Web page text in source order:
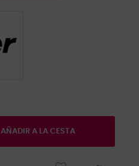
AÑADIR A LA CESTA